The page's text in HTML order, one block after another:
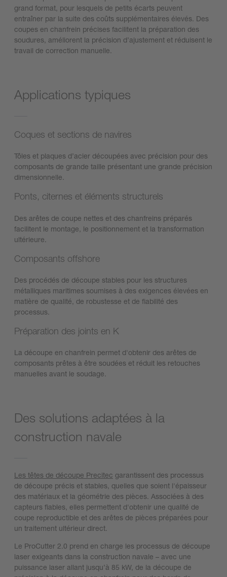
grand format, pour lesquels de petits écarts peuvent
entraîner par la suite des coûts supplémentaires élevés. Des
coupes en chanfrein précises facilitent la préparation des
soudures, améliorent la précision d’ajustement et réduisent le
travail de correction manuelle.
Applications typiques
Coques et sections de navires
Tôles et plaques d’acier découpées avec précision pour des
composants de grande taille présentant une grande précision
dimensionnelle.
Ponts, citernes et éléments structurels
Des arêtes de coupe nettes et des chanfreins préparés
facilitent le montage, le positionnement et la transformation
ultérieure.
Composants offshore
Des procédés de découpe stables pour les structures
métalliques maritimes soumises à des exigences élevées en
matière de qualité, de robustesse et de fiabilité des
processus.
Préparation des joints en K
La découpe en chanfrein permet d'obtenir des arêtes de
composants prêtes à être soudées et réduit les retouches
manuelles avant le soudage.
Des solutions adaptées à la
construction navale
Les têtes de découpe Precitec garantissent des processus
de découpe précis et stables, quelles que soient l'épaisseur
des matériaux et la géométrie des pièces. Associées à des
capteurs fiables, elles permettent d'obtenir une qualité de
coupe reproductible et des arêtes de pièces préparées pour
un traitement ultérieur direct.
Le ProCutter 2.0 prend en charge les processus de découpe
laser exigeants dans la construction navale – avec une
puissance laser allant jusqu’à 85 kW, de la découpe de